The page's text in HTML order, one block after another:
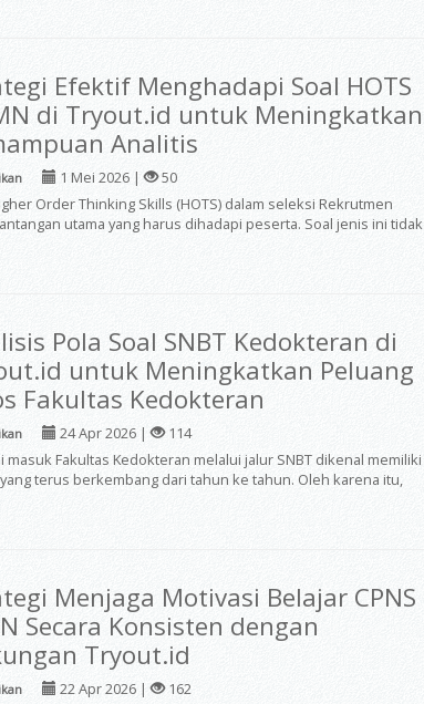
Efektif Menghadapi Soal HOTS
di Tryout.id untuk Meningkatkan
Analitis
1 Mei 2026 |
50
Order Thinking Skills (HOTS) dalam seleksi Rekrutmen
utama yang harus dihadapi peserta. Soal jenis ini tidak
Pola Soal SNBT Kedokteran di
untuk Meningkatkan Peluang
Fakultas Kedokteran
24 Apr 2026 |
114
masuk Fakultas Kedokteran melalui jalur SNBT dikenal memiliki
terus berkembang dari tahun ke tahun. Oleh karena itu,
Menjaga Motivasi Belajar CPNS
Secara Konsisten dengan
Tryout.id
22 Apr 2026 |
162